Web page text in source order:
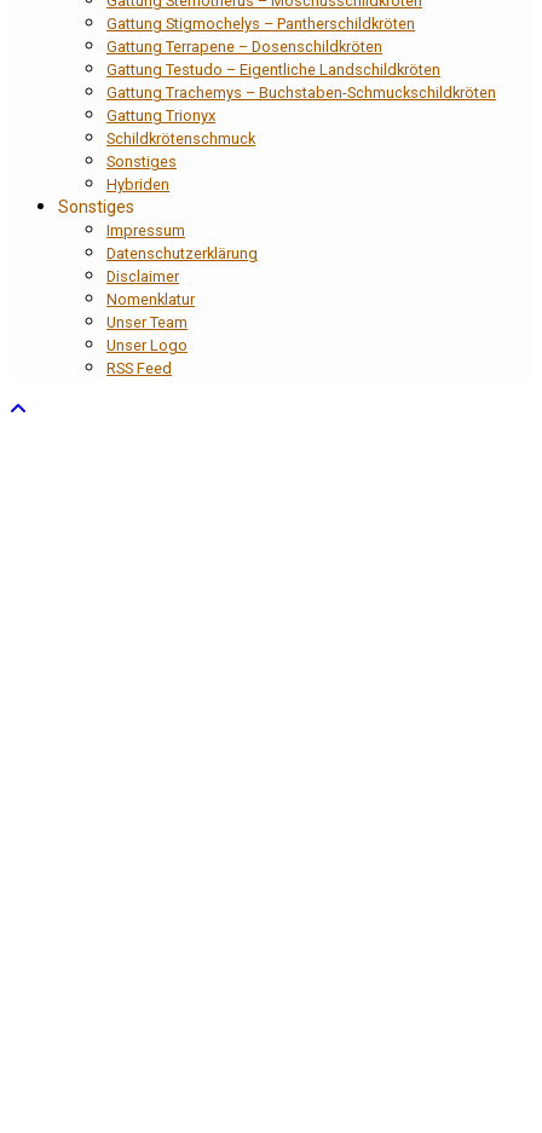
Gattung Stigmochelys – Pantherschildkröten
Gattung Terrapene – Dosenschildkröten
Gattung Testudo – Eigentliche Landschildkröten
Gattung Trachemys – Buchstaben-Schmuckschildkröten
Gattung Trionyx
Schildkrötenschmuck
Sonstiges
Hybriden
Sonstiges
Impressum
Datenschutzerklärung
Disclaimer
Nomenklatur
Unser Team
Unser Logo
RSS Feed